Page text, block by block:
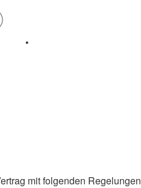
•
mit folgenden